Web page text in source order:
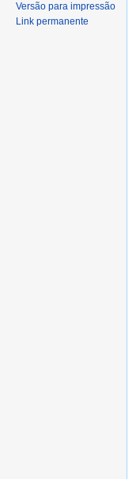
Versão para impressão
Link permanente